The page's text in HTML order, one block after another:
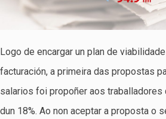
Logo de encargar un plan de
facturación, a primeira das propostas
salarios foi propoñer aos traballadores
dun 18%. Ao non aceptar a proposta o